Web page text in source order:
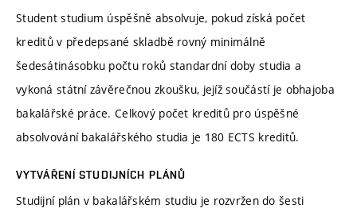
Student studium úspěšně absolvuje, pokud získá počet
kreditů v předepsané skladbě rovný minimálně
šedesátinásobku počtu roků standardní doby studia a
vykoná státní závěrečnou zkoušku, jejíž součástí je obhajoba
bakalářské práce. Celkový počet kreditů pro úspěšné
absolvování bakalářského studia je 180 ECTS kreditů.
VYTVÁŘENÍ STUDIJNÍCH PLÁNŮ
Studijní plán v bakalářském studiu je rozvržen do šesti